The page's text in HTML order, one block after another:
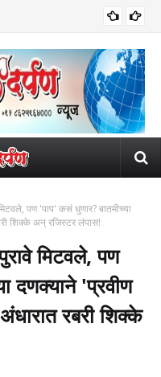
तीव्र संताप; बाजारपेठांमधील
पण 'पाप' कसं धुणार? बातमीच्या
शिक्के अन् रजिस्टर लंपास!
मिटवले, पण
दणक्याने 'प्रवीण
रबरी शिक्के